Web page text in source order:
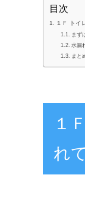
目次
１Ｆ トイ
まず
水漏
まと
１
れ